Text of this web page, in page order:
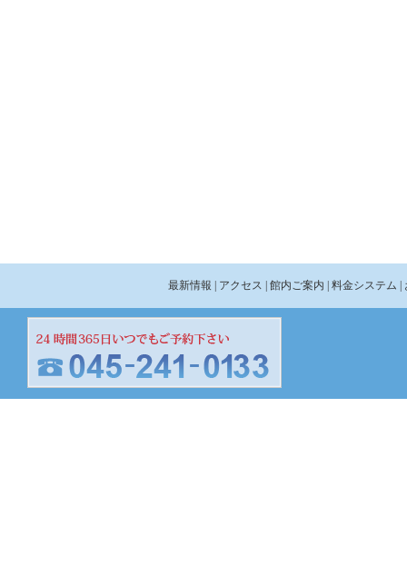
最新情報 | アクセス | 館内ご案内 | 料金システム